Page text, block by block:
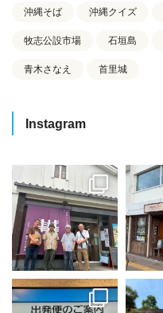
沖縄そば 沖縄クイズ
牧志公設市場 石垣島
青木さなえ 首里城
Instagram